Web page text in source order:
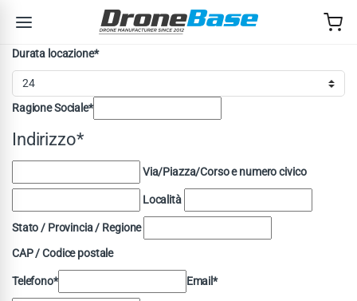
Durata locazione*
Ragione Sociale*
Indirizzo*
Via/Piazza/Corso e numero civico
Località
Stato / Provincia / Regione
CAP / Codice postale
Telefono* Email*